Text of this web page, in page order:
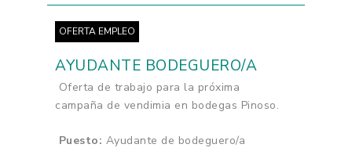
OFERTA EMPLEO
AYUDANTE BODEGUERO/A
Oferta de trabajo para la próxima
campaña de vendimia en bodegas Pinoso.
Puesto: Ayudante de bodeguero/a